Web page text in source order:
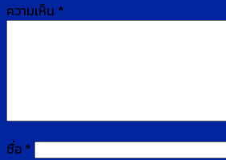
ความเห็น *
ชื่อ *